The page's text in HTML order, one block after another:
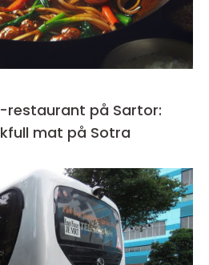
restaurant på Sartor:
mat på Sotra